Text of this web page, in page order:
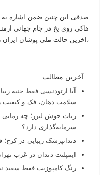
صدقی این چنین ضمن اشاره
هاکی روی یخ در جام جهانی
،اخرین حالت ملی پوشان ایران
آخرین مطالب
آیا ارتودنسی فقط جنبه
سلامت دهان، فک و کیفیت
ربات جوش لیزر؛ چه
سرمایه‌گذاری دارد؟
دندانپزشک زیبایی در کرج؛
ایمپلنت دندان در غرب
رنگ کامپوزیت فقط سفید